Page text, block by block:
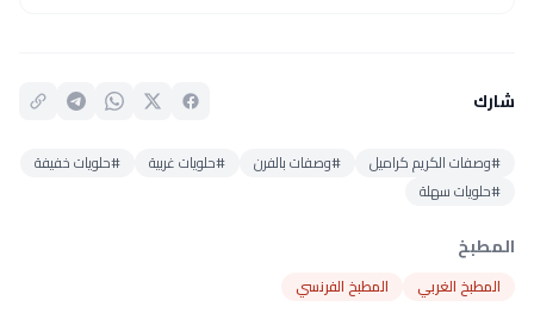
شارك
#وصفات الكريم كراميل #وصفات بالفرن #حلويات غربية
#حلويات خفيفة
#حلويات سهلة
المطبخ
المطبخ الغربي المطبخ الفرنسي